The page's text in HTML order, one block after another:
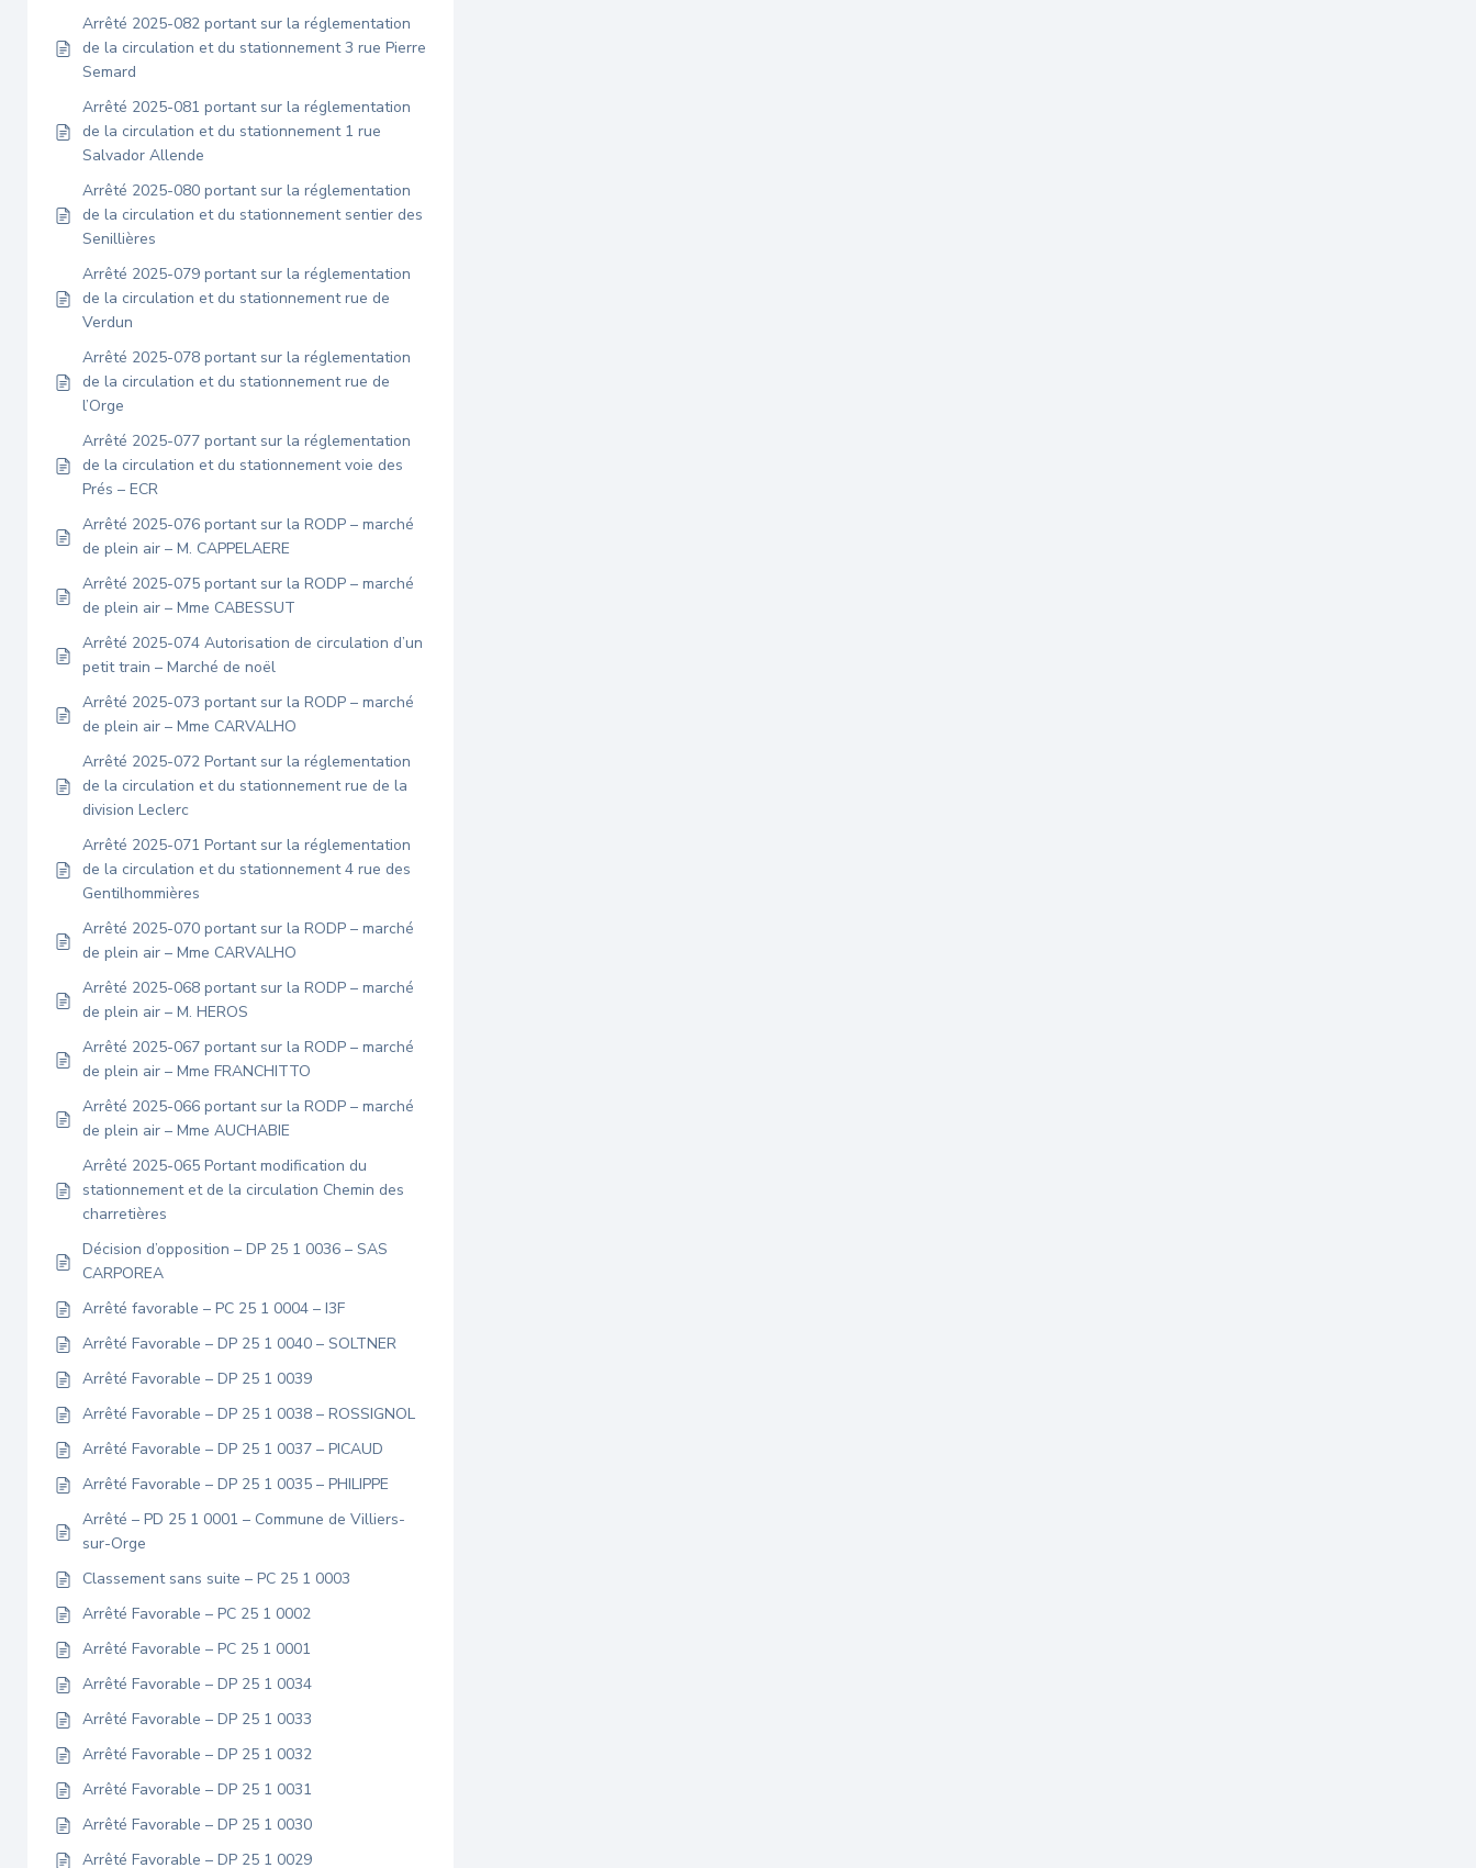
Arrêté 2025-082 portant sur la réglementation
de la circulation et du stationnement 3 rue Pierre
Semard
Arrêté 2025-081 portant sur la réglementation
de la circulation et du stationnement 1 rue
Salvador Allende
Arrêté 2025-080 portant sur la réglementation
de la circulation et du stationnement sentier des
Senillières
Arrêté 2025-079 portant sur la réglementation
de la circulation et du stationnement rue de
Verdun
Arrêté 2025-078 portant sur la réglementation
de la circulation et du stationnement rue de
l’Orge
Arrêté 2025-077 portant sur la réglementation
de la circulation et du stationnement voie des
Prés – ECR
Arrêté 2025-076 portant sur la RODP – marché
de plein air – M. CAPPELAERE
Arrêté 2025-075 portant sur la RODP – marché
de plein air – Mme CABESSUT
Arrêté 2025-074 Autorisation de circulation d’un
petit train – Marché de noël
Arrêté 2025-073 portant sur la RODP – marché
de plein air – Mme CARVALHO
Arrêté 2025-072 Portant sur la réglementation
de la circulation et du stationnement rue de la
division Leclerc
Arrêté 2025-071 Portant sur la réglementation
de la circulation et du stationnement 4 rue des
Gentilhommières
Arrêté 2025-070 portant sur la RODP – marché
de plein air – Mme CARVALHO
Arrêté 2025-068 portant sur la RODP – marché
de plein air – M. HEROS
Arrêté 2025-067 portant sur la RODP – marché
de plein air – Mme FRANCHITTO
Arrêté 2025-066 portant sur la RODP – marché
de plein air – Mme AUCHABIE
Arrêté 2025-065 Portant modification du
stationnement et de la circulation Chemin des
charretières
Décision d’opposition – DP 25 1 0036 – SAS
CARPOREA
Arrêté favorable – PC 25 1 0004 – I3F
Arrêté Favorable – DP 25 1 0040 – SOLTNER
Arrêté Favorable – DP 25 1 0039
Arrêté Favorable – DP 25 1 0038 – ROSSIGNOL
Arrêté Favorable – DP 25 1 0037 – PICAUD
Arrêté Favorable – DP 25 1 0035 – PHILIPPE
Arrêté – PD 25 1 0001 – Commune de Villiers-
sur-Orge
Classement sans suite – PC 25 1 0003
Arrêté Favorable – PC 25 1 0002
Arrêté Favorable – PC 25 1 0001
Arrêté Favorable – DP 25 1 0034
Arrêté Favorable – DP 25 1 0033
Arrêté Favorable – DP 25 1 0032
Arrêté Favorable – DP 25 1 0031
Arrêté Favorable – DP 25 1 0030
Arrêté Favorable – DP 25 1 0029